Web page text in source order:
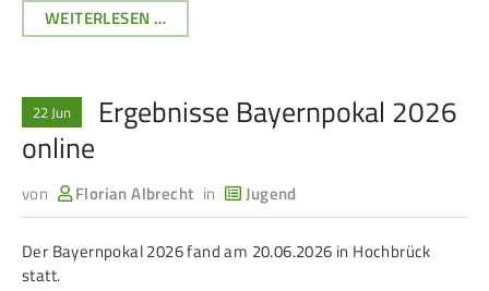
WEITERLESEN …BERICHT
UND
2.
SCHWÄBISCHEN
BOGEN,
AKTUALISIERTE
UND
22 Jun
Ergebnisse Bayernpokal 2026
online
von Florian Albrecht in Jugend
Der Bayernpokal 2026 fand am 20.06.2026 in Hochbrück
statt.
Kader
DAMEN
Damen im Schützensport
Bezirkspokal
Frauen Ü40
BREITENSPORT
Ältestenschießen
Para-Schießsport